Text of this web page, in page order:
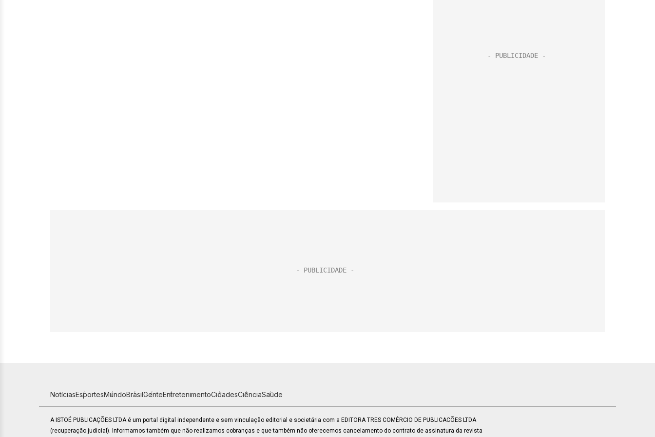
NotíciasEsportesMundoBrasilGenteEntretenimentoCidadesCiênciaSaúde
A ISTOÉ PUBLICAÇÕES LTDA é um portal digital independente e sem vinculação editorial e societária com a EDITORA TRES COMÉRCIO DE PUBLICACÕES LTDA
(recuperação judicial). Informamos também que não realizamos cobranças e que também não oferecemos cancelamento do contrato de assinatura da revista